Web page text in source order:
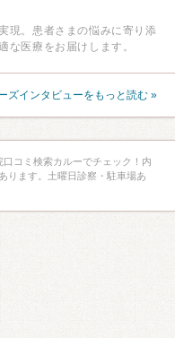
現。患者さまの悩みに寄り添
な医療をお届けします。
ズインタビューをもっと読む »
コミ検索カルーでチェック！内
ります。土曜日診察・駐車場あ